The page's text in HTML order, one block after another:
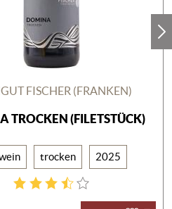
FISCHER (FRANKEN)
TROCKEN (FILETSTÜCK)
trocken 2025